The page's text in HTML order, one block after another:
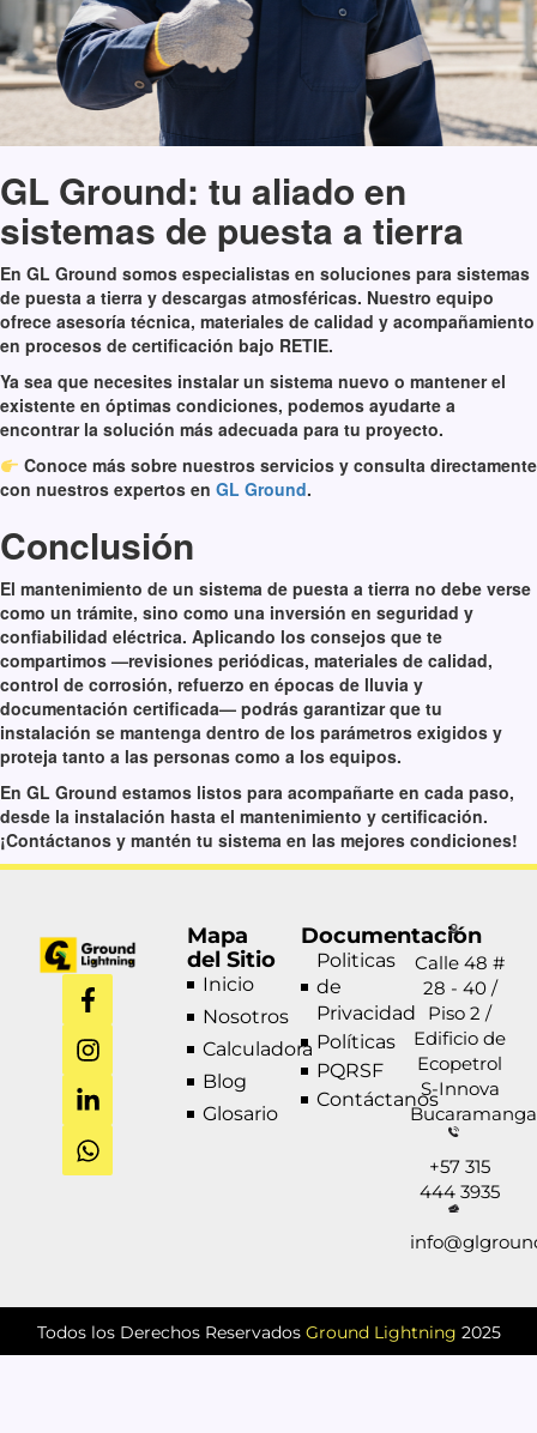
GL Ground: tu aliado en
sistemas de puesta a tierra
En GL Ground somos especialistas en soluciones para sistemas
de puesta a tierra y descargas atmosféricas. Nuestro equipo
ofrece asesoría técnica, materiales de calidad y acompañamiento
en procesos de certificación bajo RETIE.
Ya sea que necesites instalar un sistema nuevo o mantener el
existente en óptimas condiciones, podemos ayudarte a
encontrar la solución más adecuada para tu proyecto.
Conoce más sobre nuestros servicios y consulta directamente
con nuestros expertos en GL Ground.
Conclusión
El mantenimiento de un sistema de puesta a tierra no debe verse
como un trámite, sino como una inversión en seguridad y
confiabilidad eléctrica. Aplicando los consejos que te
compartimos —revisiones periódicas, materiales de calidad,
control de corrosión, refuerzo en épocas de lluvia y
documentación certificada— podrás garantizar que tu
instalación se mantenga dentro de los parámetros exigidos y
proteja tanto a las personas como a los equipos.
En GL Ground estamos listos para acompañarte en cada paso,
desde la instalación hasta el mantenimiento y certificación.
¡Contáctanos y mantén tu sistema en las mejores condiciones!
F
a
c
e
b
o
o
k
-
I
n
s
t
a
g
r
a
m
L
i
n
k
e
d
i
n
-
W
h
a
t
s
a
p
p
Mapa
del Sitio
Inicio
Nosotros
Calculadora
Blog
Glosario
Documentación
Politicas
de
Privacidad
Políticas
PQRSF
Contáctanos
Calle 48 #
28 - 40 /
Piso 2 /
Edificio de
Ecopetrol
S-Innova
Bucaramanga
+57 315
444 3935
Todos los Derechos Reservados Ground Lightning 2025